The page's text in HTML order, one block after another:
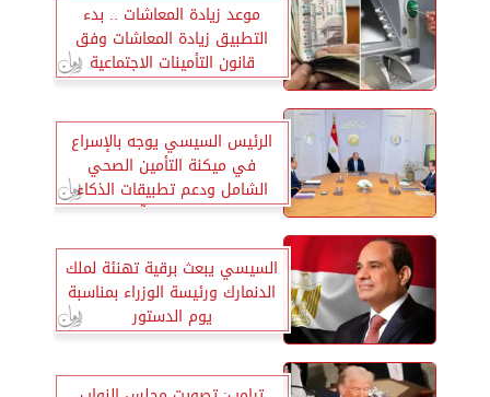
موعد زيادة المعاشات .. بدء
التطبيق زيادة المعاشات وفق
قانون التأمينات الاجتماعية
والمعاشات في هذا الوعد
الرئيس السيسي يوجه بالإسراع
في ميكنة التأمين الصحي
الشامل ودعم تطبيقات الذكاء
الاصطناعي بالمنشآت الصحية
السيسي يبعث برقية تهنئة لملك
الدنمارك ورئيسة الوزراء بمناسبة
يوم الدستور